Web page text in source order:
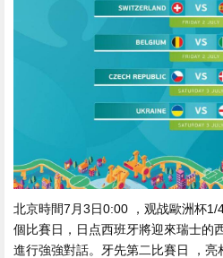
北京時間7月3日0:00 ，观战歐洲杯
個比賽日，日点西班牙將迎來瑞士的西
進行強強對話。牙先第二比賽日 ，